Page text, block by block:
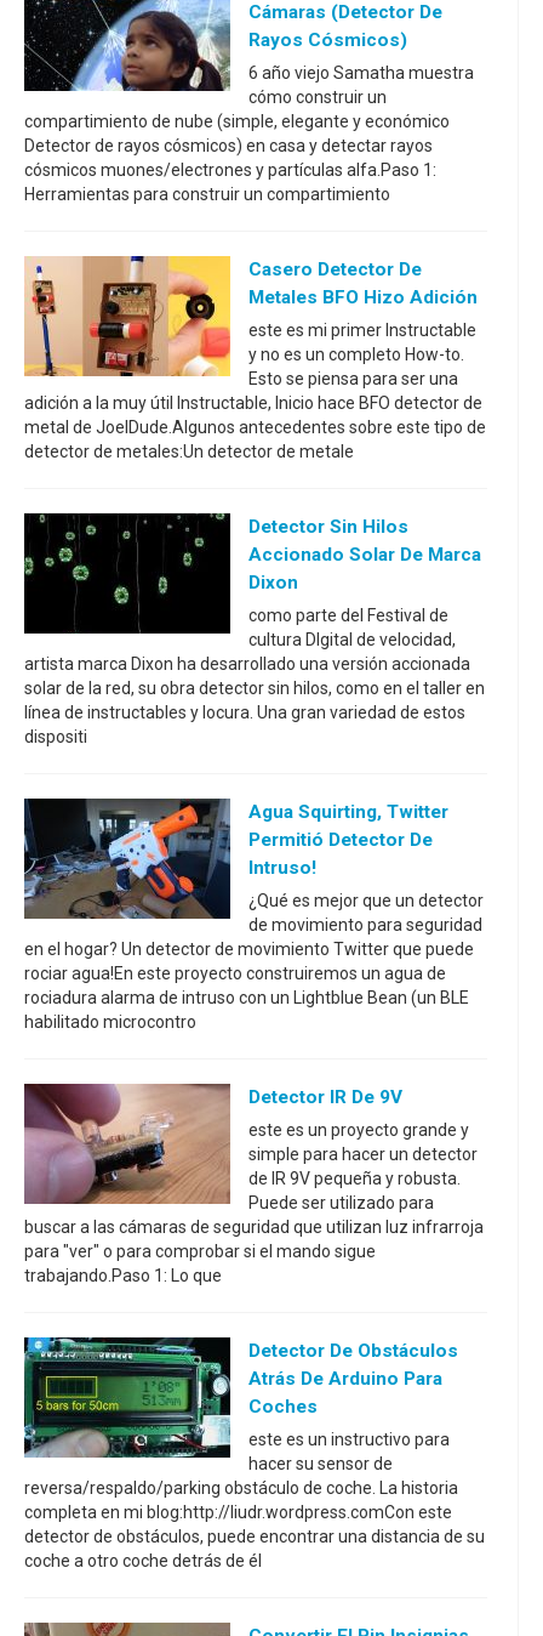
Cámaras (Detector De
Rayos Cósmicos)
6 año viejo Samatha muestra
cómo construir un
compartimiento de nube (simple, elegante y económico
Detector de rayos cósmicos) en casa y detectar rayos
cósmicos muones/electrones y partículas alfa.Paso 1:
Herramientas para construir un compartimiento
Casero Detector De
Metales BFO Hizo Adición
este es mi primer Instructable
y no es un completo How-to.
Esto se piensa para ser una
adición a la muy útil Instructable, Inicio hace BFO detector de
metal de JoelDude.Algunos antecedentes sobre este tipo de
detector de metales:Un detector de metale
Detector Sin Hilos
Accionado Solar De Marca
Dixon
como parte del Festival de
cultura DIgital de velocidad,
artista marca Dixon ha desarrollado una versión accionada
solar de la red, su obra detector sin hilos, como en el taller en
línea de instructables y locura. Una gran variedad de estos
dispositi
Agua Squirting, Twitter
Permitió Detector De
Intruso!
¿Qué es mejor que un detector
de movimiento para seguridad
en el hogar? Un detector de movimiento Twitter que puede
rociar agua!En este proyecto construiremos un agua de
rociadura alarma de intruso con un Lightblue Bean (un BLE
habilitado microcontro
Detector IR De 9V
este es un proyecto grande y
simple para hacer un detector
de IR 9V pequeña y robusta.
Puede ser utilizado para
buscar a las cámaras de seguridad que utilizan luz infrarroja
para "ver" o para comprobar si el mando sigue
trabajando.Paso 1: Lo que
Detector De Obstáculos
Atrás De Arduino Para
Coches
este es un instructivo para
hacer su sensor de
reversa/respaldo/parking obstáculo de coche. La historia
completa en mi blog:http://liudr.wordpress.comCon este
detector de obstáculos, puede encontrar una distancia de su
coche a otro coche detrás de él